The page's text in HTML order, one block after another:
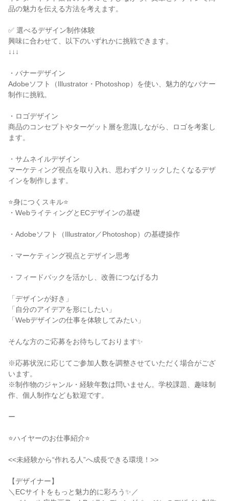
品の魅力を伝える方法を考えます。
✅ 選べるデザイン制作体験
興味に合わせて、以下のいずれかに挑戦できます。
↓↓↓
・バナーデザイン
Adobeソフト（Illustrator・Photoshop）を使い、魅力的なバナー
制作に挑戦。
・ロゴデザイン
商品のコンセプトやターゲット層を意識しながら、ロゴを考案し
ます。
・サムネイルデザイン
マーケティング視点を取り入れ、思わずクリックしたくなるデザ
インを制作します。
⭐身につくスキル⭐
・WebライティングとECデザインの基礎
・Adobeソフト（Illustrator／Photoshop）の基礎操作
・マーケティング視点とデザイン思考
・フィードバックを活かし、改善につなげる力
「デザインが好き」
「自分のアイデアを形にしたい」
「Webデザインの仕事を体験してみたい」
そんな方のご応募をお待ちしております✨
※応募状況に応じてご参加人数を調整させていただく場合がござ
います。
※制作物のジャンル・経験年数は問いません。学校課題、趣味制
作、個人制作なども歓迎です。
ー
⭐ハイヤーのお仕事紹介⭐
<<未経験から“作れる人”へ成長できる環境！>>
【デザイナー】
＼ECサイトをもっと魅力的に彩ろう✨／